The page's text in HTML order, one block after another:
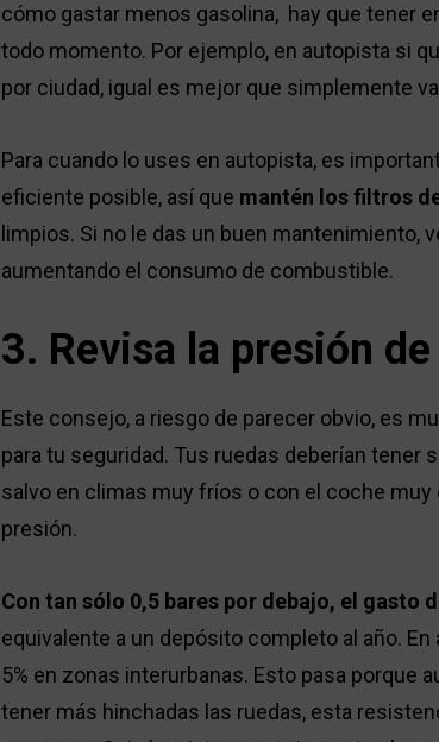
cómo gastar menos gasolina, hay que tener
todo momento. Por ejemplo, en autopista si
por ciudad, igual es mejor que simplemente
Para cuando lo uses en autopista, es
eficiente posible, así que mantén los filtros
limpios. Si no le das un buen mantenimiento,
aumentando el consumo de combustible.
3. Revisa la presión
Este consejo, a riesgo de parecer obvio, es
para tu seguridad. Tus ruedas deberían tener
salvo en climas muy fríos o con el coche muy
presión.
Con tan sólo 0,5 bares por debajo, el gasto
equivalente a un depósito completo al año.
5% en zonas interurbanas. Esto pasa porque
tener más hinchadas las ruedas, esta